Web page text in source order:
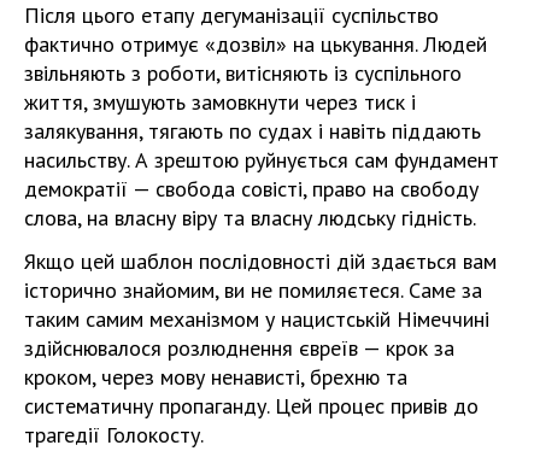
Після цього етапу дегуманізації суспільство
фактично отримує «дозвіл» на цькування. Людей
звільняють з роботи, витісняють із суспільного
життя, змушують замовкнути через тиск і
залякування, тягають по судах і навіть піддають
насильству. А зрештою руйнується сам фундамент
демократії — свобода совісті, право на свободу
слова, на власну віру та власну людську гідність.
Якщо цей шаблон послідовності дій здається вам
історично знайомим, ви не помиляєтеся. Саме за
таким самим механізмом у нацистській Німеччині
здійснювалося розлюднення євреїв — крок за
кроком, через мову ненависті, брехню та
систематичну пропаганду. Цей процес привів до
трагедії Голокосту.